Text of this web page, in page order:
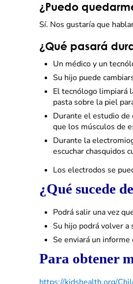
¿Puedo
Sí. Nos gustaría que
¿Qué pasará
Un médico y un
Su hijo puede
El tecnólogo limpiará
pasta sobre la piel
Durante el estudio de
que los músculos de
Durante la
escuchar chasquidos
Los electrodos se
¿Qué sucede
Podrá salir una vez
Su hijo podrá volver a
Se enviará un
Para obtener